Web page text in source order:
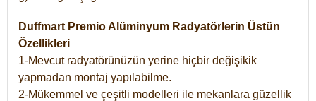
Duffmart Premio Alüminyum Radyatörlerin Üstün
Özellikleri
1-Mevcut radyatörünüzün yerine hiçbir değişikik
yapmadan montaj yapılabilme.
2-Mükemmel ve çeşitli modelleri ile mekanlara güzellik